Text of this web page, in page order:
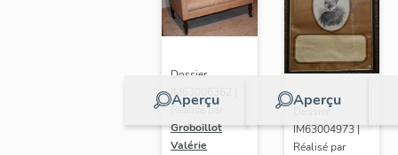
Aperçu
Dossier
IM63006362 |
Réalisé par
Groboillot
Valérie
Aperçu
Dossier
IM63004973 |
Réalisé par